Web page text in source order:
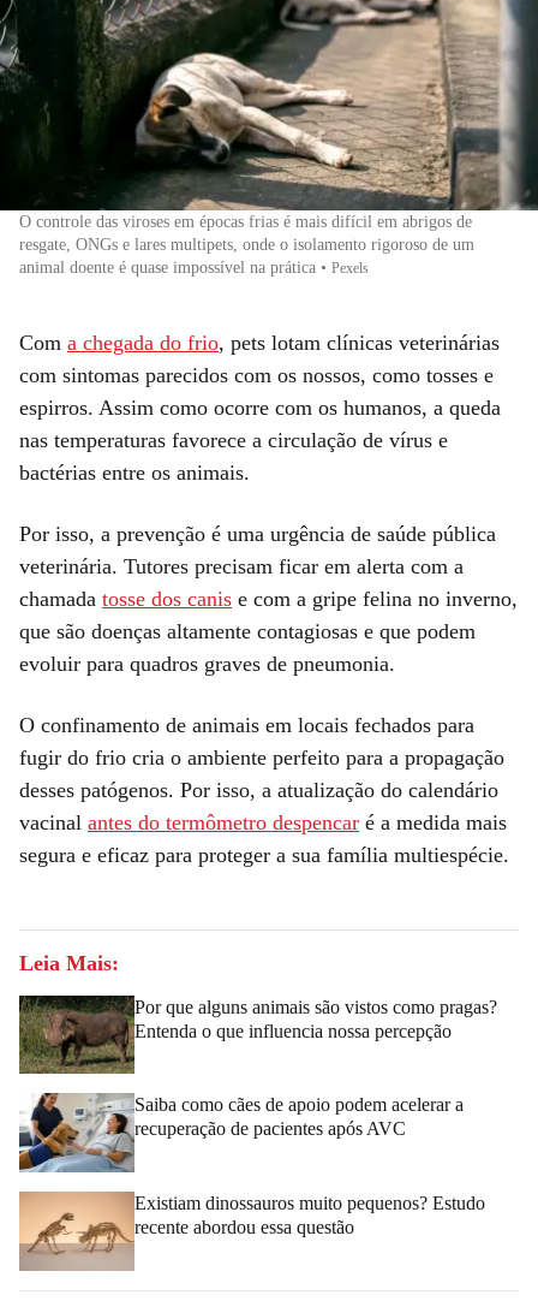
O controle das viroses em épocas frias é mais difícil em abrigos de
resgate, ONGs e lares multipets, onde o isolamento rigoroso de um
animal doente é quase impossível na prática • Pexels
Com a chegada do frio, pets lotam clínicas veterinárias
com sintomas parecidos com os nossos, como tosses e
espirros. Assim como ocorre com os humanos, a queda
nas temperaturas favorece a circulação de vírus e
bactérias entre os animais.
Por isso, a prevenção é uma urgência de saúde pública
veterinária. Tutores precisam ficar em alerta com a
chamada tosse dos canis e com a gripe felina no inverno,
que são doenças altamente contagiosas e que podem
evoluir para quadros graves de pneumonia.
O confinamento de animais em locais fechados para
fugir do frio cria o ambiente perfeito para a propagação
desses patógenos. Por isso, a atualização do calendário
vacinal antes do termômetro despencar é a medida mais
segura e eficaz para proteger a sua família multiespécie.
Leia Mais:
Por que alguns animais são vistos como pragas?
Entenda o que influencia nossa percepção
Saiba como cães de apoio podem acelerar a
recuperação de pacientes após AVC
Existiam dinossauros muito pequenos? Estudo
recente abordou essa questão